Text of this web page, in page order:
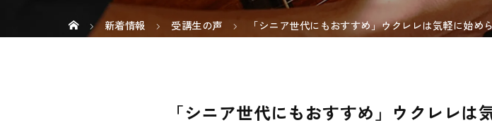
新着情報 受講生の声 「シニア世代にもおすすめ」ウクレレは気軽に始め
「シニア世代にもおすすめ」ウクレレ